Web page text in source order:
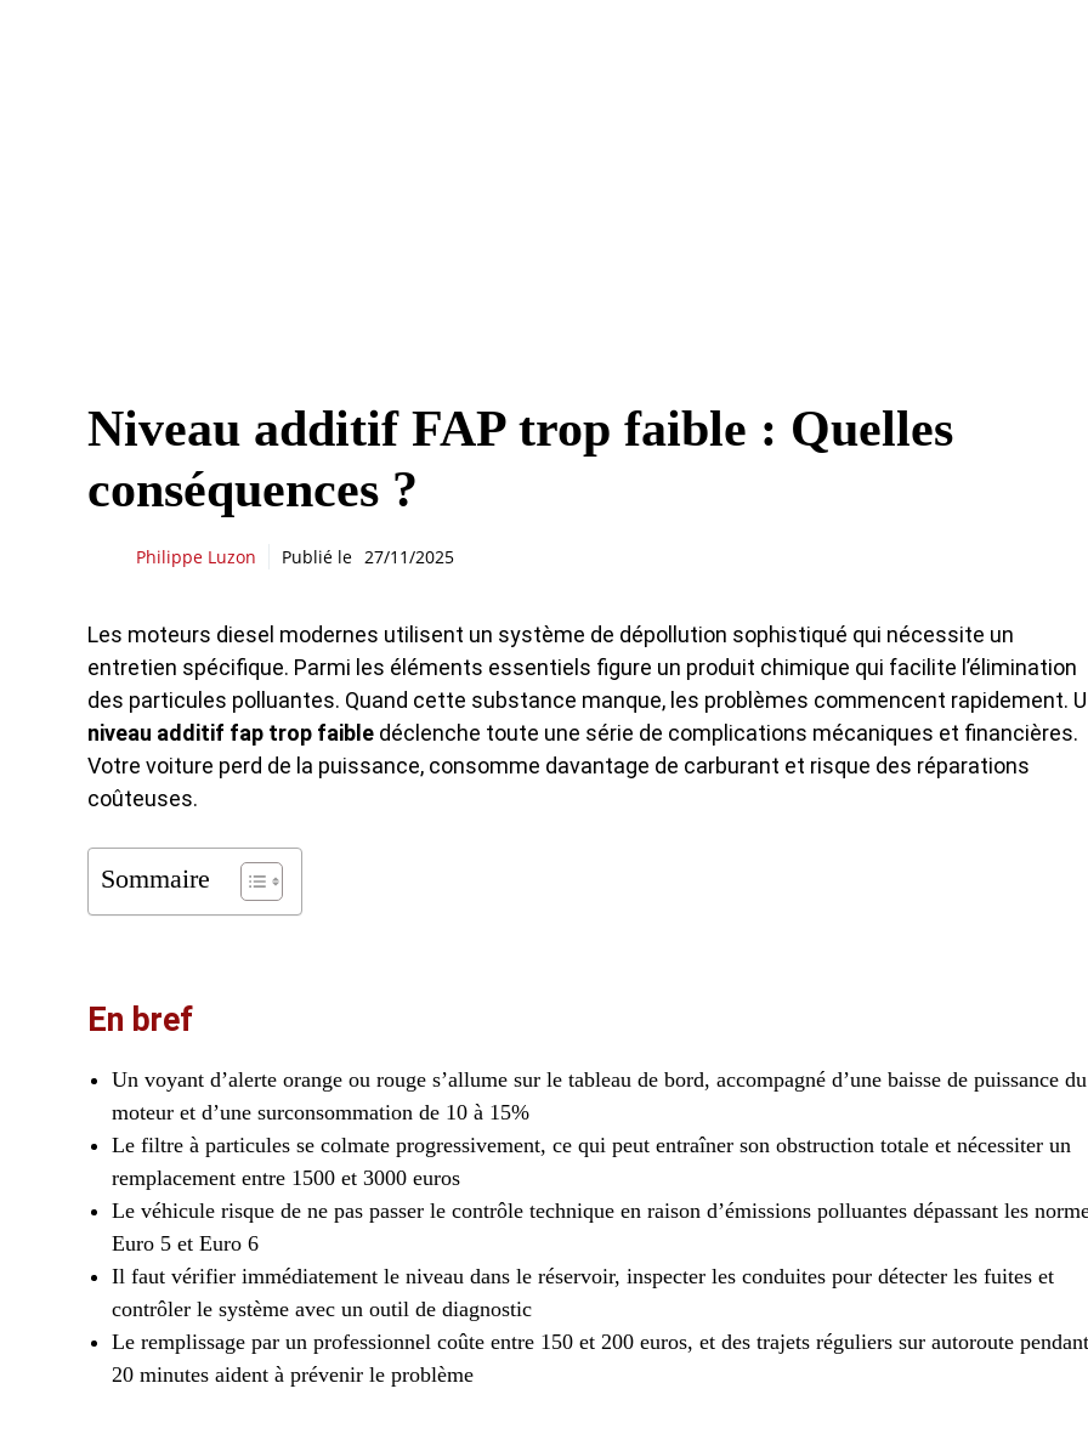
Niveau additif FAP trop faible : Quelles
conséquences ?
Philippe Luzon Publié le 27/11/2025
Les moteurs diesel modernes utilisent un système de dépollution sophistiqué qui nécessite un
entretien spécifique. Parmi les éléments essentiels figure un produit chimique qui facilite l’élimination
des particules polluantes. Quand cette substance manque, les problèmes commencent rapidement.
niveau additif fap trop faible déclenche toute une série de complications mécaniques et financières.
Votre voiture perd de la puissance, consomme davantage de carburant et risque des réparations
coûteuses.
Sommaire
En bref
Un voyant d’alerte orange ou rouge s’allume sur le tableau de bord, accompagné d’une baisse de puissance du
moteur et d’une surconsommation de 10 à 15%
Le filtre à particules se colmate progressivement, ce qui peut entraîner son obstruction totale et nécessiter un
remplacement entre 1500 et 3000 euros
Le véhicule risque de ne pas passer le contrôle technique en raison d’émissions polluantes dépassant les
Euro 5 et Euro 6
Il faut vérifier immédiatement le niveau dans le réservoir, inspecter les conduites pour détecter les fuites et
contrôler le système avec un outil de diagnostic
Le remplissage par un professionnel coûte entre 150 et 200 euros, et des trajets réguliers sur autoroute pendant
20 minutes aident à prévenir le problème